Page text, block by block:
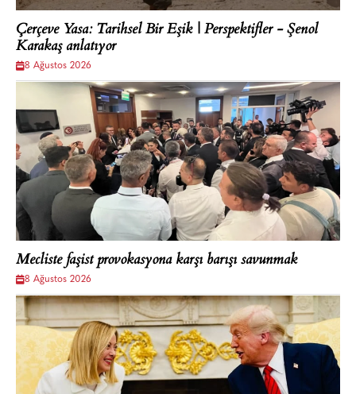
Çerçeve Yasa: Tarihsel Bir Eşik | Perspektifler - Şenol
Karakaş anlatıyor
8 Ağustos 2026
Mecliste faşist provokasyona karşı barışı savunmak
8 Ağustos 2026